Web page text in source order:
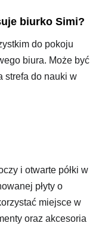
biurko Simi?
do pokoju
biura. Może być
strefa do nauki w
i otwarte półki w
płyty o
miejsce w
oraz akcesoria